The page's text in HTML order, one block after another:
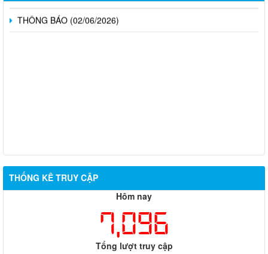
THÔNG BÁO (02/06/2026)
THỐNG KÊ TRUY CẬP
Hôm nay
7,096
Tổng lượt truy cập